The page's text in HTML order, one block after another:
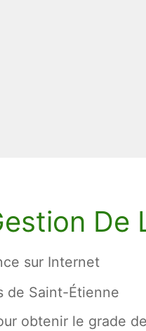
De
sur Internet
de Saint-Étienne
obtenir le grade